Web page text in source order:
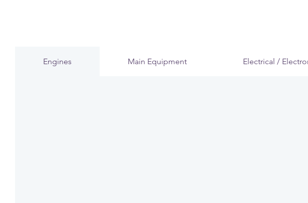
Engines Main Equipment Electrical /